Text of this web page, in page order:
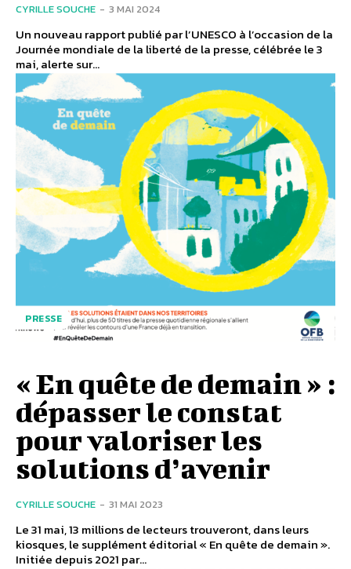
CYRILLE SOUCHE - 3 MAI 2024
Un nouveau rapport publié par l’UNESCO à l’occasion de la
Journée mondiale de la liberté de la presse, célébrée le 3
mai, alerte sur...
PRESSE
« En quête de demain » :
dépasser le constat
pour valoriser les
solutions d’avenir
CYRILLE SOUCHE - 31 MAI 2023
Le 31 mai, 13 millions de lecteurs trouveront, dans leurs
kiosques, le supplément éditorial « En quête de demain ».
Initiée depuis 2021 par...